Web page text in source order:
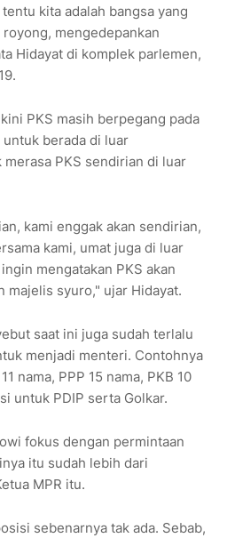
kita adalah bangsa yang
mengedepankan
Hidayat di komplek parlemen,
PKS masih berpegang pada
berada di luar
PKS sendirian di luar
kami enggak akan sendirian,
kami, umat juga di luar
mengatakan PKS akan
majelis syuro," ujar Hidayat.
saat ini juga sudah terlalu
menjadi menteri. Contohnya
nama, PPP 15 nama, PKB 10
untuk PDIP serta Golkar.
fokus dengan permintaan
itu sudah lebih dari
MPR itu.
sebenarnya tak ada. Sebab,